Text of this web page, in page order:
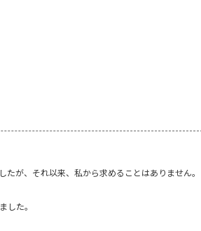
が、それ以来、私から求めることはありません。
した。